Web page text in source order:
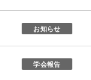
お知らせ
学会報告